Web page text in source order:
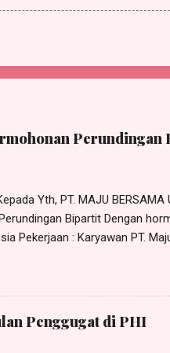
Yth, PT. MAJU
Bipartit Dengan
Pekerjaan : Karyawan PT.
manajemen PT. Maju
bipartit pada: Hari : Senin
No. 5 Pulogadung,
hubungan kerja (PHK) yang
Penggugat di PHI